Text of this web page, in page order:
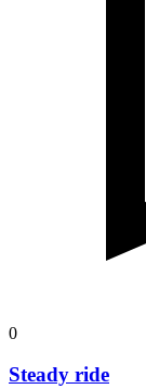
0
Steady ride